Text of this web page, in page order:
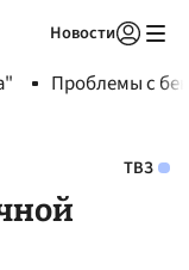
Новости
Проблемы с
ТВЗ